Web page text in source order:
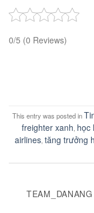
0/5 (0 Reviews)
This entry was posted in
freighter xanh, học
airlines, tăng trưởng
TEAM_DANANG